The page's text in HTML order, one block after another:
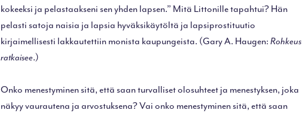
kokeeksi ja pelastaakseni sen yhden lapsen.” Mitä Littonille tapahtui? Hän
pelasti satoja naisia ja lapsia hyväksikäytöltä ja lapsiprostituutio
kirjaimellisesti lakkautettiin monista kaupungeista. (Gary A. Haugen: Rohkeus
ratkaisee.)
Onko menestyminen sitä, että saan turvalliset olosuhteet ja menestyksen, joka
näkyy vaurautena ja arvostuksena? Vai onko menestyminen sitä, että saan